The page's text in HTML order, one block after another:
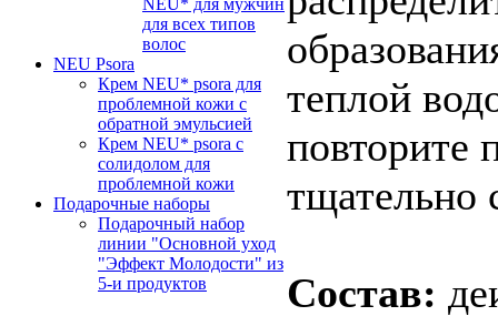
NEU* для мужчин
для всех типов
волос
NEU Psora
Крем NEU* psora для
проблемной кожи с
обратной эмульсией
Крем NEU* psora c
солидолом для
проблемной кожи
Подарочные наборы
Подарочный набор
линии "Основной уход
"Эффект Молодости" из
5-и продуктов
теплой
повторите
тщательно
Состав: